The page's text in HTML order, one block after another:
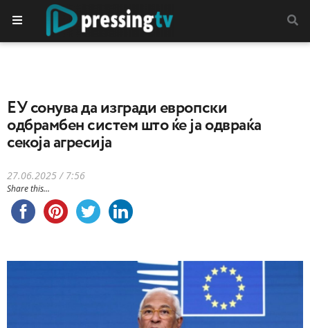
EУ сонува да изгради европски
одбрамбен систем што ќе ја одвраќа
секоја агресија
27.06.2025 / 7:56
Share this...